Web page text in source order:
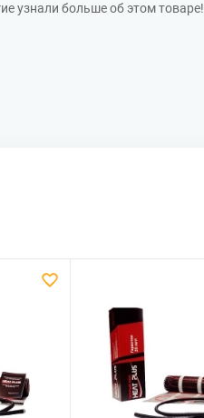
узнали больше об этом товаре!